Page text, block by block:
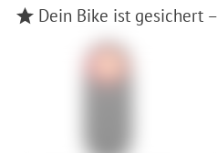
Dein Bike ist gesichert